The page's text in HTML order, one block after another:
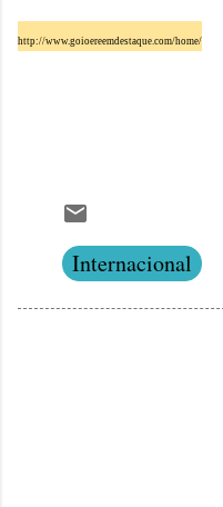
http://www.goioereemdestaque.com/home/
Internacional